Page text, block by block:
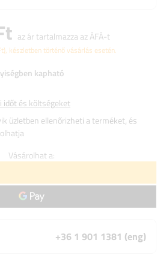
az ár tartalmazza az ÁFÁ-t
), készletben történő vásárlás esetén.
kapható
időt és költségeket
üzletben ellenőrizheti a terméket, és
Vásárolhat a:
+36 1 901 1381 (eng)